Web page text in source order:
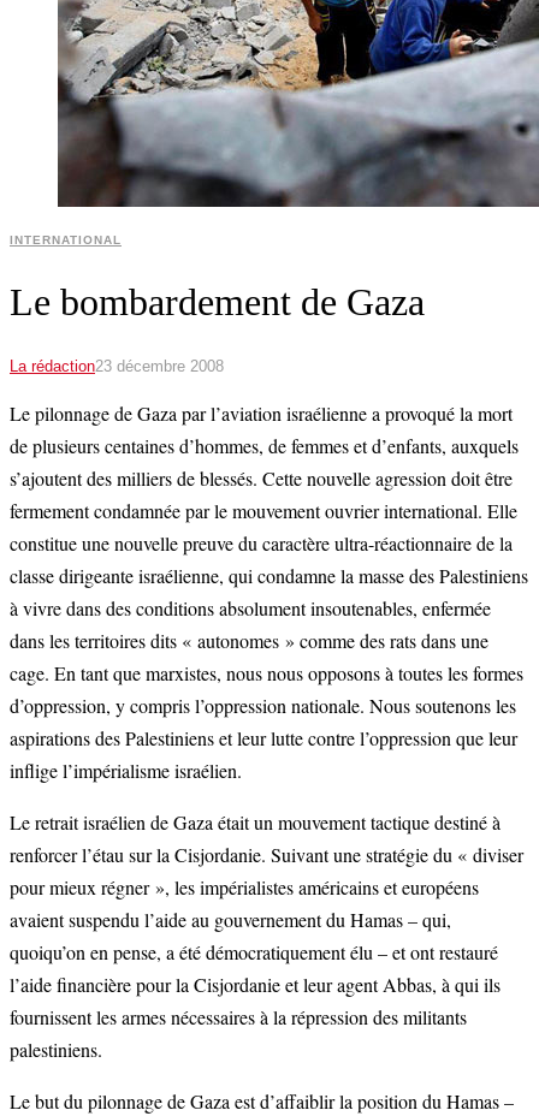
INTERNATIONAL
Le bombardement de Gaza
La rédaction23 décembre 2008
Le pilonnage de Gaza par l’aviation israélienne a provoqué la mort
de plusieurs centaines d’hommes, de femmes et d’enfants, auxquels
s’ajoutent des milliers de blessés. Cette nouvelle agression doit être
fermement condamnée par le mouvement ouvrier international. Elle
constitue une nouvelle preuve du caractère ultra-réactionnaire de la
classe dirigeante israélienne, qui condamne la masse des Palestiniens
à vivre dans des conditions absolument insoutenables, enfermée
dans les territoires dits « autonomes » comme des rats dans une
cage. En tant que marxistes, nous nous opposons à toutes les formes
d’oppression, y compris l’oppression nationale. Nous soutenons les
aspirations des Palestiniens et leur lutte contre l’oppression que leur
inflige l’impérialisme israélien.
Le retrait israélien de Gaza était un mouvement tactique destiné à
renforcer l’étau sur la Cisjordanie. Suivant une stratégie du « diviser
pour mieux régner », les impérialistes américains et européens
avaient suspendu l’aide au gouvernement du Hamas – qui,
quoiqu’on en pense, a été démocratiquement élu – et ont restauré
l’aide financière pour la Cisjordanie et leur agent Abbas, à qui ils
fournissent les armes nécessaires à la répression des militants
palestiniens.
Le but du pilonnage de Gaza est d’affaiblir la position du Hamas –